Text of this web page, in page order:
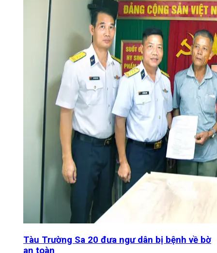
Tàu Trường Sa 20 đưa ngư dân bị bệnh về bờ
an toàn